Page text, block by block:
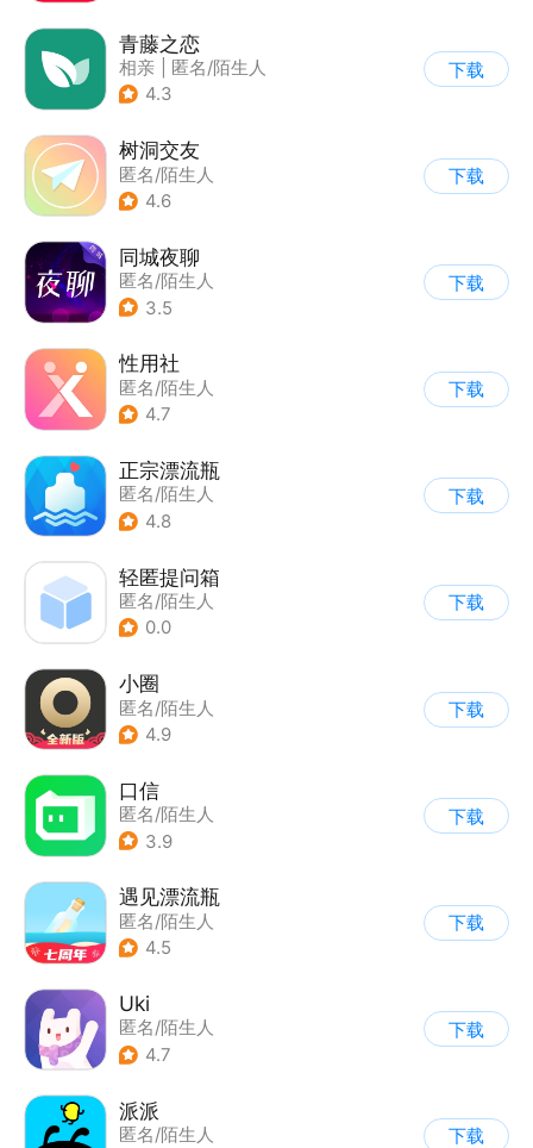
青藤之恋
相亲
匿名/陌生人
4.3
下载
树洞交友
匿名/陌生人
4.6
下载
同城夜聊
匿名/陌生人
3.5
下载
性用社
匿名/陌生人
4.7
下载
正宗漂流瓶
匿名/陌生人
4.8
下载
轻匿提问箱
匿名/陌生人
0.0
下载
小圈
匿名/陌生人
4.9
下载
口信
匿名/陌生人
3.9
下载
遇见漂流瓶
匿名/陌生人
4.5
下载
Uki
匿名/陌生人
4.7
下载
派派
匿名/陌生人
下载